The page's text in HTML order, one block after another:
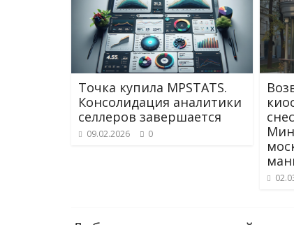
Точка купила MPSTATS.
Консолидация аналитики
селлеров завершается
09.02.2026 0